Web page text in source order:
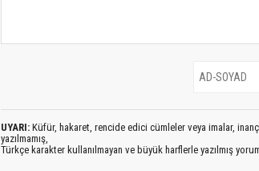
UYARI: Küfür, hakaret, rencide edici cümleler veya imalar,
yazılmamış,
Türkçe karakter kullanılmayan ve büyük harflerle yazılmış